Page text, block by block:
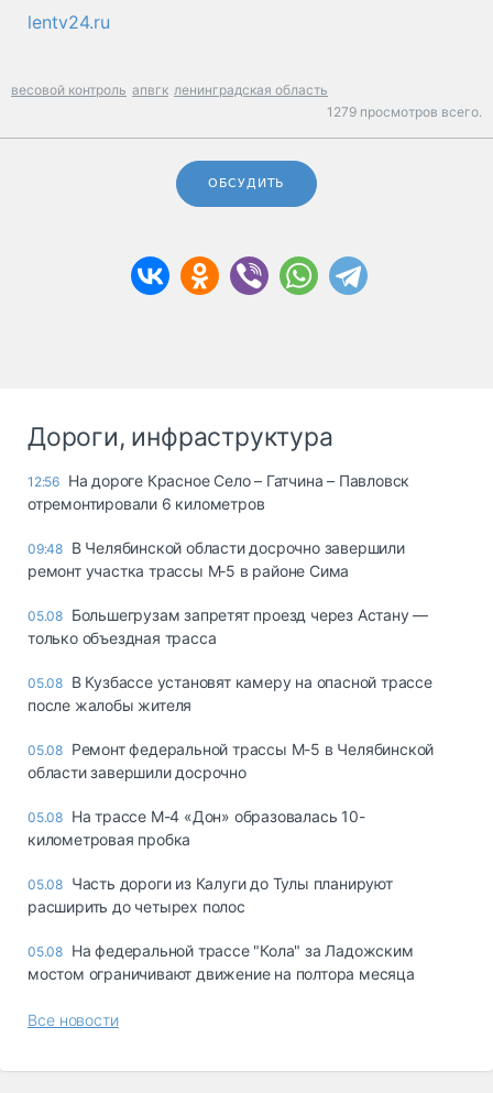
lentv24.ru
весовой контроль апвгк ленинградская область
1279 просмотров всего.
ОБСУДИТЬ
Дороги, инфраструктура
12:56 На дороге Красное Село – Гатчина – Павловск
отремонтировали 6 километров
09:48 В Челябинской области досрочно завершили
ремонт участка трассы М‑5 в районе Сима
05.08 Большегрузам запретят проезд через Астану —
только объездная трасса
05.08 В Кузбассе установят камеру на опасной трассе
после жалобы жителя
05.08 Ремонт федеральной трассы М-5 в Челябинской
области завершили досрочно
05.08 На трассе М-4 «Дон» образовалась 10-
километровая пробка
05.08 Часть дороги из Калуги до Тулы планируют
расширить до четырех полос
05.08 На федеральной трассе "Кола" за Ладожским
мостом ограничивают движение на полтора месяца
Все новости